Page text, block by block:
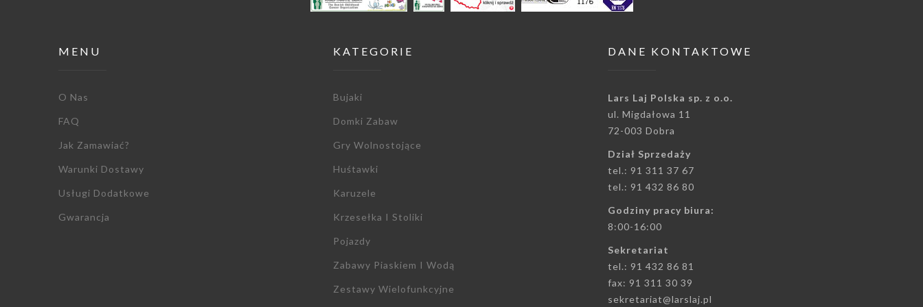
MENU
O Nas
FAQ
Jak Zamawiać?
Warunki Dostawy
Usługi Dodatkowe
Gwarancja
KATEGORIE
Bujaki
Domki Zabaw
Gry Wolnostojące
Huśtawki
Karuzele
Krzesełka I Stoliki
Pojazdy
Zabawy Piaskiem I Wodą
Zestawy Wielofunkcyjne
DANE KONTAKTOWE
Lars Laj Polska sp. z o.o.
ul. Migdałowa 11
72-003 Dobra
Dział Sprzedaży
tel.: 91 311 37 67
tel.: 91 432 86 80
Godziny pracy biura:
8:00-16:00
Sekretariat
tel.: 91 432 86 81
fax: 91 311 30 39
sekretariat@larslaj.pl